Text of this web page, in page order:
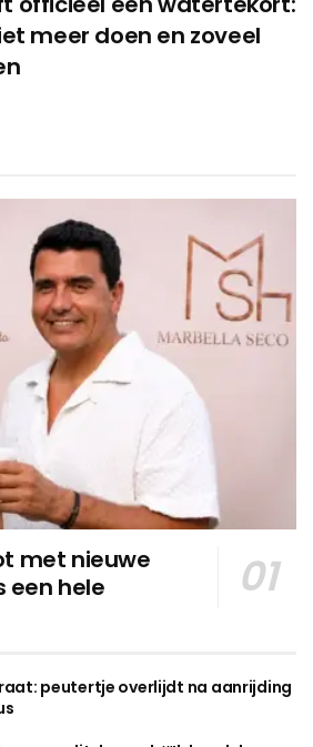
meer doen en zoveel
met nieuwe
een hele
peutertje overlijdt na aanrijding